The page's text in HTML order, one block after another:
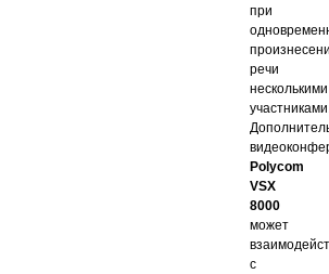
при
речи
несколькими
Polycom
VSX
8000
может
с